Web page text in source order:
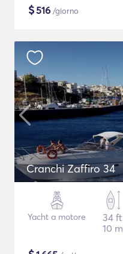
$516 /giorno
Cranchi Zaffiro 34
Yacht a motore
34 ft
10 m